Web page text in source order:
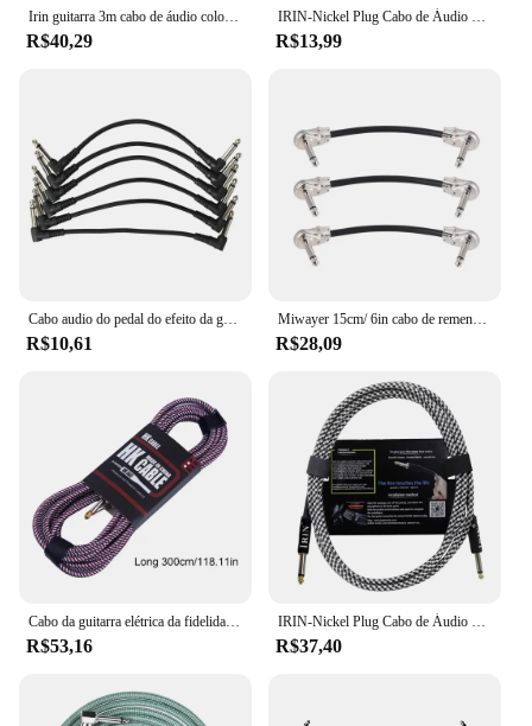
Irin guitarra 3m cabo de áudio colorido níquel plug cabo de áudio para guitarra elétrica amplificadores baixo elétrico peças acessório
R$40,29
IRIN-Nickel Plug Cabo de Áudio para Guitarra Elétrica, Baixo Amplificadores, Peças Acessório, 3m, colorido
R$13,99
Cabo audio do pedal do efeito da guitarra, fio de cobre, linha de conexão, cabo do ângulo direito, 21cm, 6.35mm, 6.35mm, 6Pcs
R$10,61
Miwayer 15cm/ 6in cabo de remendo de instrumento de pedal de efeito de guitarra 1/4 "prata plugue de ângulo reto jaqueta de PVC preta, pacote com 6
R$28,09
R$53,16 R$37,40